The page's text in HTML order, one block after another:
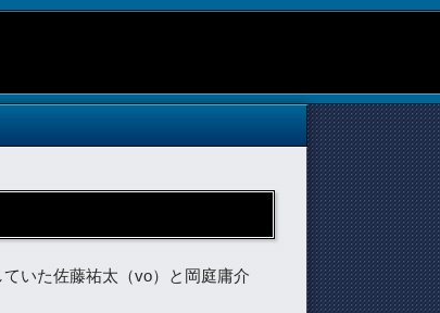
いた佐藤祐太（vo）と岡庭庸介